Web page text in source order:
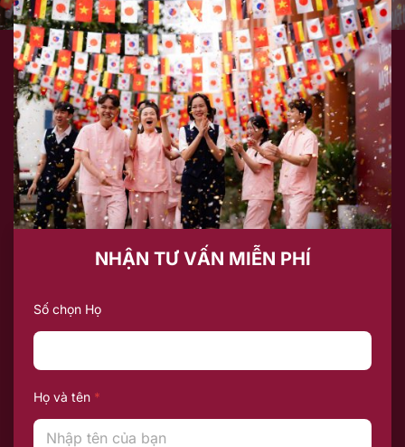
NHẬN TƯ VẤN MIỄN PHÍ
Số chọn Họ
Họ và tên *